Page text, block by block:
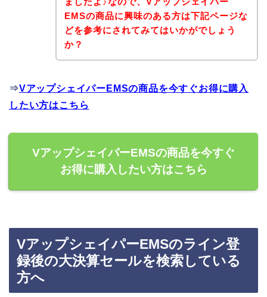
EMSの商品に興味のある方は下記ページな
どを参考にされてみてはいかがでしょう
か？
⇒VアップシェイパーEMSの商品を今すぐお得に購入
したい方はこちら
VアップシェイパーEMSの商品を今すぐ
お得に購入したい方はこちら
VアップシェイパーEMSのライン登
録後の大決算セールを検索している
方へ